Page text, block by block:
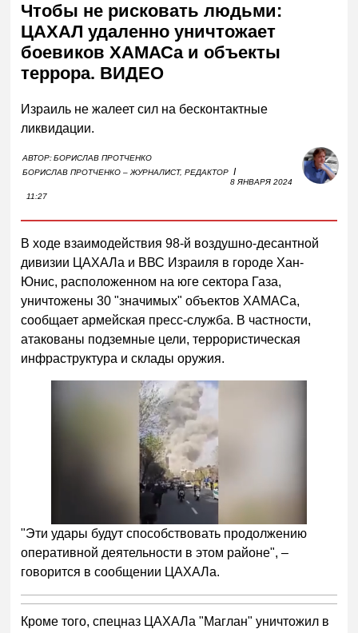
Чтобы не рисковать людьми:
ЦАХАЛ удаленно уничтожает
боевиков ХАМАСа и объекты
террора. ВИДЕО
Израиль не жалеет сил на бесконтактные
ликвидации.
АВТОР:БОРИСЛАВ ПРОТЧЕНКО
БОРИСЛАВ ПРОТЧЕНКО – ЖУРНАЛИСТ, РЕДАКТОР I
8 ЯНВАРЯ 2024
11:27
В ходе взаимодействия 98-й воздушно-десантной
дивизии ЦАХАЛа и ВВС Израиля в городе Хан-
Юнис, расположенном на юге сектора Газа,
уничтожены 30 "значимых" объектов ХАМАСа,
сообщает армейская пресс-служба. В частности,
атакованы подземные цели, террористическая
инфраструктура и склады оружия.
"Эти удары будут способствовать продолжению
оперативной деятельности в этом районе", –
говорится в сообщении ЦАХАЛа.
Кроме того, спецназ ЦАХАЛа "Маглан" уничтожил в